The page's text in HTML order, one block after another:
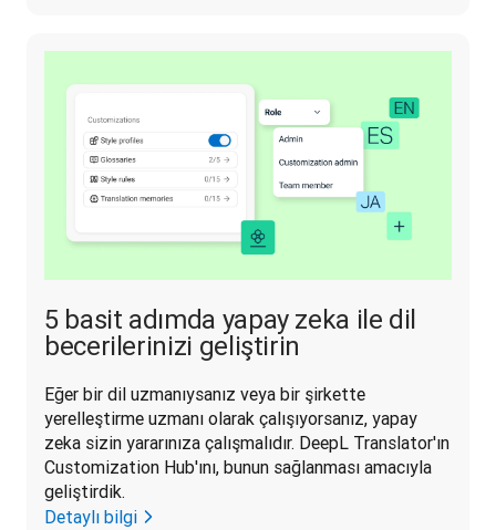
5 basit adımda yapay zeka ile dil
becerilerinizi geliştirin
Eğer bir dil uzmanıysanız veya bir şirkette
yerelleştirme uzmanı olarak çalışıyorsanız, yapay
zeka sizin yararınıza çalışmalıdır. DeepL Translator'ın
Customization Hub'ını, bunun sağlanması amacıyla
geliştirdik.
Detaylı bilgi